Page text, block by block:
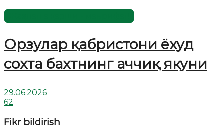
Орзулар қабристони ёхуд
сохта бахтнинг аччиқ якуни
29.06.2026
62
Fikr bildirish